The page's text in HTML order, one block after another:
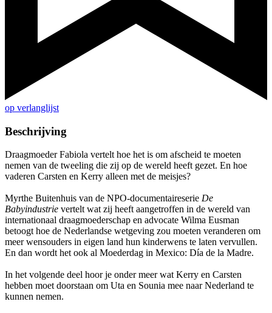
op verlanglijst
Beschrijving
Draagmoeder Fabiola vertelt hoe het is om afscheid te moeten
nemen van de tweeling die zij op de wereld heeft gezet. En hoe
vaderen Carsten en Kerry alleen met de meisjes?
Myrthe Buitenhuis van de NPO-documentaireserie De
Babyindustrie vertelt wat zij heeft aangetroffen in de wereld van
internationaal draagmoederschap en advocate Wilma Eusman
betoogt hoe de Nederlandse wetgeving zou moeten veranderen om
meer wensouders in eigen land hun kinderwens te laten vervullen.
En dan wordt het ook al Moederdag in Mexico: Día de la Madre.
In het volgende deel hoor je onder meer wat Kerry en Carsten
hebben moet doorstaan om Uta en Sounia mee naar Nederland te
kunnen nemen.